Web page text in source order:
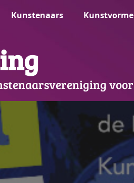
Kunstenaars